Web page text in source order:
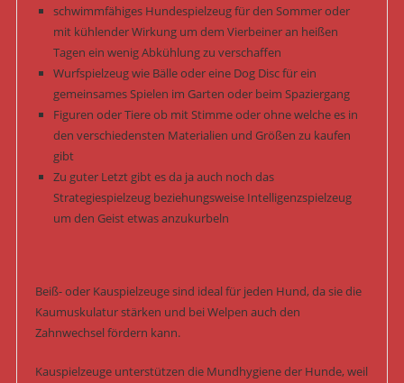
schwimmfähiges Hundespielzeug für den Sommer oder
mit kühlender Wirkung um dem Vierbeiner an heißen
Tagen ein wenig Abkühlung zu verschaffen
Wurfspielzeug wie Bälle oder eine Dog Disc für ein
gemeinsames Spielen im Garten oder beim Spaziergang
Figuren oder Tiere ob mit Stimme oder ohne welche es in
den verschiedensten Materialien und Größen zu kaufen
gibt
Zu guter Letzt gibt es da ja auch noch das
Strategiespielzeug beziehungsweise Intelligenzspielzeug
um den Geist etwas anzukurbeln
Beiß- oder Kauspielzeuge sind ideal für jeden Hund, da sie die
Kaumuskulatur stärken und bei Welpen auch den
Zahnwechsel fördern kann.
Kauspielzeuge unterstützen die Mundhygiene der Hunde, weil